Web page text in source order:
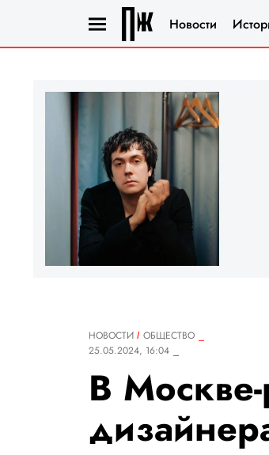
Новости
НОВОСТИ
ОБЩЕСТВО
25.05.2024, 16:04
В